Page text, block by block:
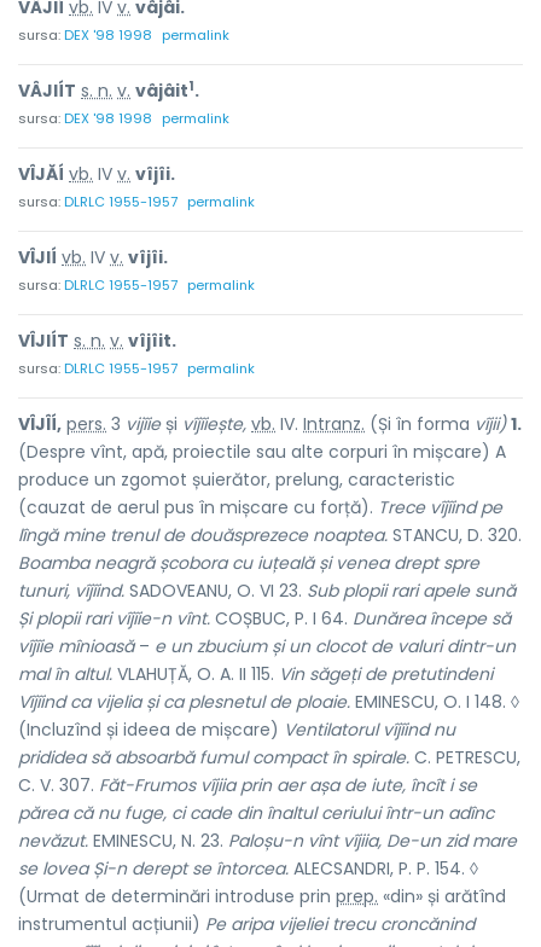
VÂJIÍ vb. IV v. vâjâi.
sursa:DEX '98 1998 permalink
VÂJIÍT s. n. v. vâjâit1.
sursa:DEX '98 1998 permalink
VÎJĂÍ vb. IV v. vîjîi.
sursa:DLRLC 1955-1957 permalink
VÎJIÍ vb. IV v. vîjîi.
sursa:DLRLC 1955-1957 permalink
VÎJIÍT s. n. v. vîjîit.
sursa:DLRLC 1955-1957 permalink
VÎJÎÍ, pers. 3 vijîieși vîjîiește, vb. IV. Intranz. (Și în forma vîjii) 1.
(Despre vînt, apă, proiectile sau alte corpuri în mișcare) A
produce un zgomot șuierător, prelung, caracteristic
(cauzat de aerul pus în mișcare cu forță). Trece vîjîind pe
lîngă mine trenul de douăsprezece noaptea. STANCU, D. 320.
Boamba neagră școbora cu iuțeală și venea drept spre
tunuri, vîjîind. SADOVEANU, O. VI 23. Sub plopii rari apele sună
Și plopii rari vîjîie-n vînt. COȘBUC, P. I 64. Dunărea începe să
vîjîie mînioasă– e un zbucium și un clocot de valuri dintr-un
mal în altul. VLAHUȚĂ, O. A. II 115. Vin săgeți de pretutindeni
Vîjîind ca vijelia și ca plesnetul de ploaie. EMINESCU, O. I 148. ◊
(Incluzînd și ideea de mișcare) Ventilatorul vîjîind nu
prididea să absoarbă fumul compact în spirale. C. PETRESCU,
C. V. 307. Făt-Frumos vîjiia prin aer așa de iute, încît i se
părea că nu fuge, ci cade din înaltul ceriului într-un adînc
nevăzut. EMINESCU, N. 23. Paloșu-n vînt vîjiia, De-un zid mare
se lovea Și-n derept se întorcea. ALECSANDRI, P. P. 154. ◊
(Urmat de determinări introduse prin prep. «din» și arătînd
instrumentul acțiunii) Pe aripa vijeliei trecu croncănind